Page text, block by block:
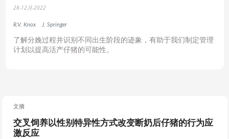
28-12月-2022
R.V. Knox J. Springer
了解分娩过程并识别不同出生阶段的迹象，有助于我们制定管理
计划以提高活产仔猪的可能性。
文摘
交叉饲养以性别特异性方式改变断奶后仔猪的行为应
激反应